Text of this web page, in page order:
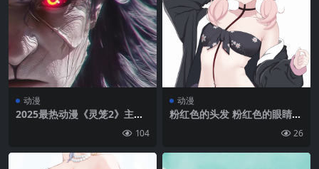
动漫
2025最热动漫《灵笼2》主角
104
动漫
粉红色的头发 粉红色的眼睛
oe Koharu（蓝色档案） 动漫
26